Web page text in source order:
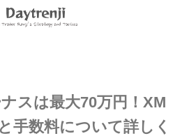
スは最大70万円！XM
手数料について詳しく